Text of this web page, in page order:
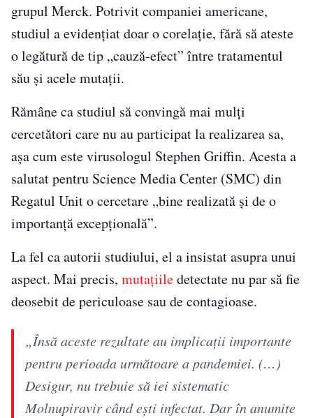
grupul Merck. Potrivit companiei americane,
studiul a evidenţiat doar o corelaţie, fără să ateste
o legătură de tip „cauză-efect” între tratamentul
său şi acele mutaţii.
Rămâne ca studiul să convingă mai mulţi
cercetători care nu au participat la realizarea sa,
aşa cum este virusologul Stephen Griffin. Acesta a
salutat pentru Science Media Center (SMC) din
Regatul Unit o cercetare „bine realizată şi de o
importanţă excepţională”.
La fel ca autorii studiului, el a insistat asupra unui
aspect. Mai precis, mutaţiiledetectate nu par să fie
deosebit de periculoase sau de contagioase.
„Însă aceste rezultate au implicaţii importante
pentru perioada următoare a pandemiei. (…)
Desigur, nu trebuie să iei sistematic
Molnupiravir când eşti infectat. Dar în anumite